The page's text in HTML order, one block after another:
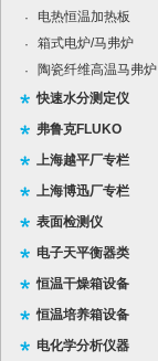
·
电热恒温加热板
·
箱式电炉/马弗炉
·
陶瓷纤维高温马弗炉
快速水分测定仪
弗鲁克FLUKO
上海越平厂专栏
上海博迅厂专栏
表面检测仪
电子天平衡器类
恒温干燥箱设备
恒温培养箱设备
电化学分析仪器